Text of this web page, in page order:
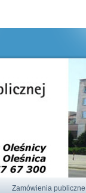
Zamówienia publiczne